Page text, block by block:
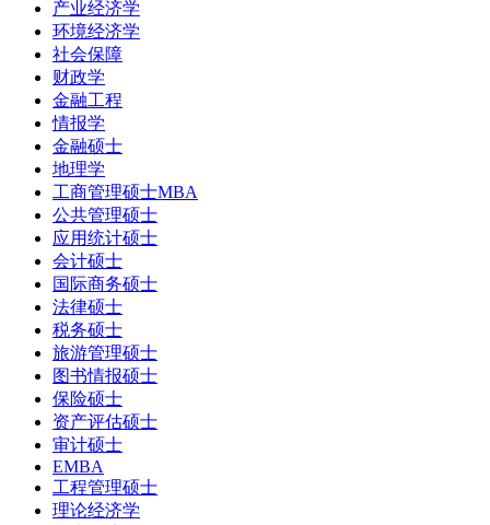
产业经济学
环境经济学
社会保障
财政学
金融工程
情报学
金融硕士
地理学
工商管理硕士MBA
公共管理硕士
应用统计硕士
会计硕士
国际商务硕士
法律硕士
税务硕士
旅游管理硕士
图书情报硕士
保险硕士
资产评估硕士
审计硕士
EMBA
工程管理硕士
理论经济学